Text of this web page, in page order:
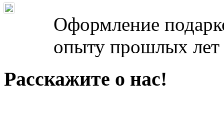
Оформление
опыту прошлых
Расскажите о нас!